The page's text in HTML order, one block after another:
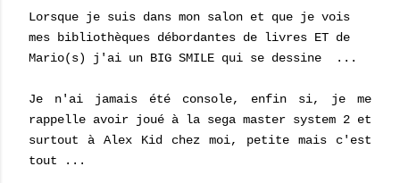
Lorsque je suis dans mon salon et que je vois
mes bibliothèques débordantes de livres ET de
Mario(s) j'ai un BIG SMILE qui se dessine ...
Je n'ai jamais été console, enfin si, je me
rappelle avoir joué à la sega master system 2 et
surtout à Alex Kid chez moi, petite mais c'est
tout ...